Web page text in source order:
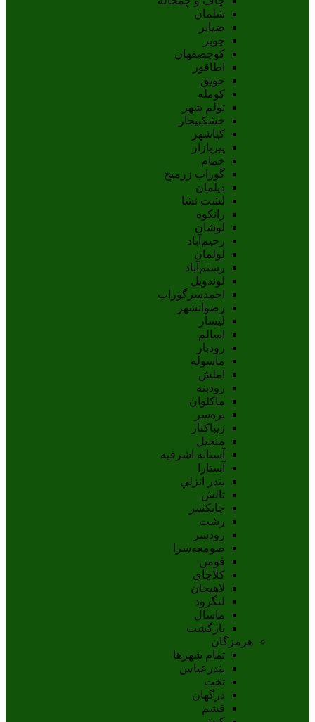
شلمان
ضیابر
چوبر
کوچصفهان
اطاقور
حویق
کومله
تولم شهر
خشکبیجار
کیاشهر
پیربازار
خمام
گوراب زرمیخ
دیلمان
لشت نشا
رانکوه
لوشان
رحیم‌آباد
لولمان
رستم‌آباد
لوندویل
احمدسرگوراب
رضوانشهر
لیسار
اسالم
رودبار
ماسوله
املش
رودبنه
ماکلوان
بره‌سر
زیباکنار
منجیل
آستانه اشرفيه
آستارا
بندر انزلي
تالش
چابکسر
رشت
رودسر
صومعه‌سرا
فومن
کلاچاي
لاهيجان
لنگرود
ماسال
بازگشت
هرمزگان
تمام شهر‌ها
بندرعباس
تخت
درگهان
قشم